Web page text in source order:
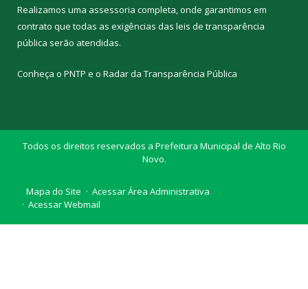
Realizamos uma assessoria completa, onde garantimos em
contrato que todas as exigências das leis de transparência
pública serão atendidas.
Conheça o PNTP e o Radar da Transparência Pública
Todos os direitos reservados a Prefeitura Municipal de Alto Rio
Novo.
Mapa do Site
Acessar Área Administrativa
Acessar Webmail